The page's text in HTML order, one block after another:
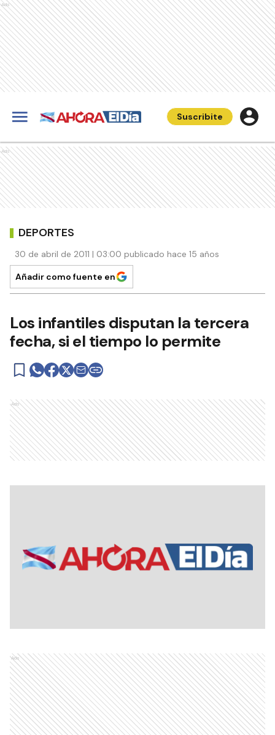
Ads
Suscribite
Ads
DEPORTES
30 de abril de 2011 | 03:00 publicado hace 15 años
Añadir como fuente en
Los infantiles disputan la tercera
fecha, si el tiempo lo permite
Ads
Ads